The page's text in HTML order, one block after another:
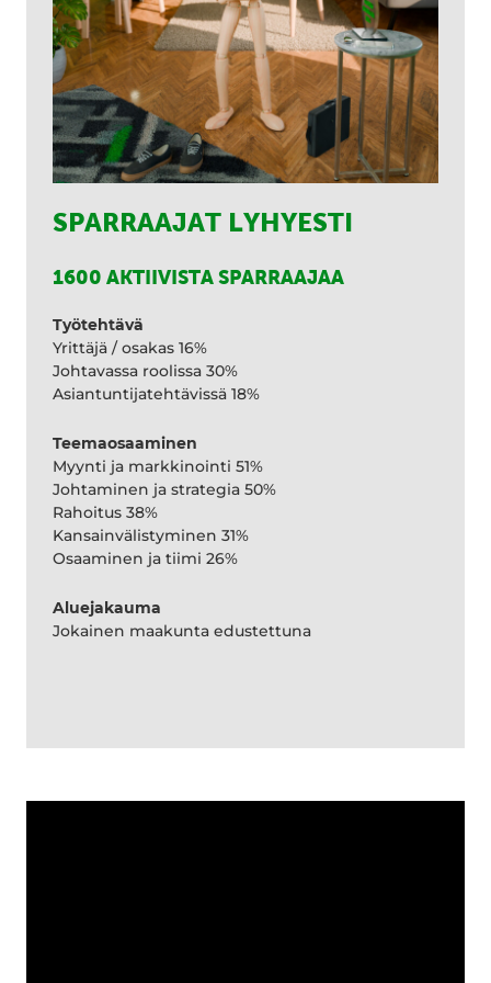
SPARRAAJAT LYHYESTI
1600 AKTIIVISTA SPARRAAJAA
Työtehtävä
Yrittäjä / osakas 16%
Johtavassa roolissa 30%
Asiantuntijatehtävissä 18%
Teemaosaaminen
Myynti ja markkinointi 51%
Johtaminen ja strategia 50%
Rahoitus 38%
Kansainvälistyminen 31%
Osaaminen ja tiimi 26%
Aluejakauma
Jokainen maakunta edustettuna